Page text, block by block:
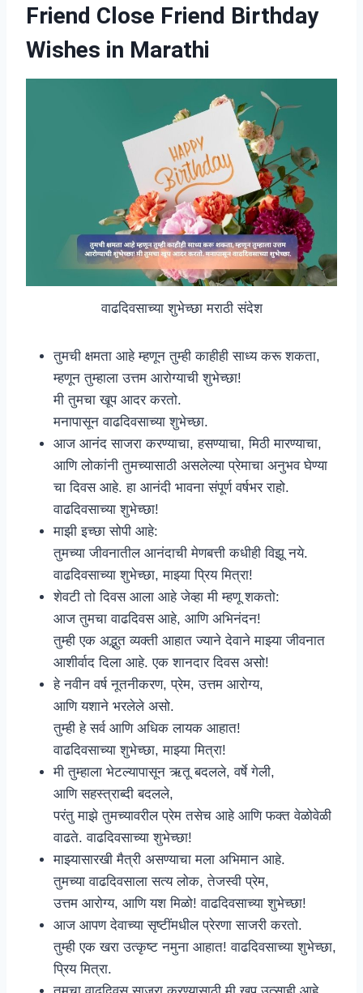
Friend Close Friend Birthday
Wishes in Marathi
वाढदिवसाच्या शुभेच्छा मराठी संदेश
तुमची क्षमता आहे म्हणून तुम्ही काहीही साध्य करू शकता,
म्हणून तुम्हाला उत्तम आरोग्याची शुभेच्छा!
मी तुमचा खूप आदर करतो.
मनापासून वाढदिवसाच्या शुभेच्छा.
आज आनंद साजरा करण्याचा, हसण्याचा, मिठी मारण्याचा,
आणि लोकांनी तुमच्यासाठी असलेल्या प्रेमाचा अनुभव घेण्या
चा दिवस आहे. हा आनंदी भावना संपूर्ण वर्षभर राहो.
वाढदिवसाच्या शुभेच्छा!
माझी इच्छा सोपी आहे:
तुमच्या जीवनातील आनंदाची मेणबत्ती कधीही विझू नये.
वाढदिवसाच्या शुभेच्छा, माझ्या प्रिय मित्रा!
शेवटी तो दिवस आला आहे जेव्हा मी म्हणू शकतो:
आज तुमचा वाढदिवस आहे, आणि अभिनंदन!
तुम्ही एक अद्भुत व्यक्ती आहात ज्याने देवाने माझ्या जीवनात
आशीर्वाद दिला आहे. एक शानदार दिवस असो!
हे नवीन वर्ष नूतनीकरण, प्रेम, उत्तम आरोग्य,
आणि यशाने भरलेले असो.
तुम्ही हे सर्व आणि अधिक लायक आहात!
वाढदिवसाच्या शुभेच्छा, माझ्या मित्रा!
मी तुम्हाला भेटल्यापासून ऋतू बदलले, वर्षे गेली,
आणि सहस्त्राब्दी बदलले,
परंतु माझे तुमच्यावरील प्रेम तसेच आहे आणि फक्त वेळोवेळी
वाढते. वाढदिवसाच्या शुभेच्छा!
माझ्यासारखी मैत्री असण्याचा मला अभिमान आहे.
तुमच्या वाढदिवसाला सत्य लोक, तेजस्वी प्रेम,
उत्तम आरोग्य, आणि यश मिळो! वाढदिवसाच्या शुभेच्छा!
आज आपण देवाच्या सृष्टींमधील प्रेरणा साजरी करतो.
तुम्ही एक खरा उत्कृष्ट नमुना आहात! वाढदिवसाच्या शुभेच्छा,
प्रिय मित्रा.